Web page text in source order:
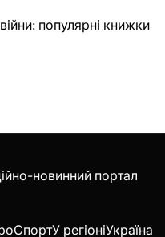
популярні книжки
новинний портал
СпортУ регіоніУкраїна